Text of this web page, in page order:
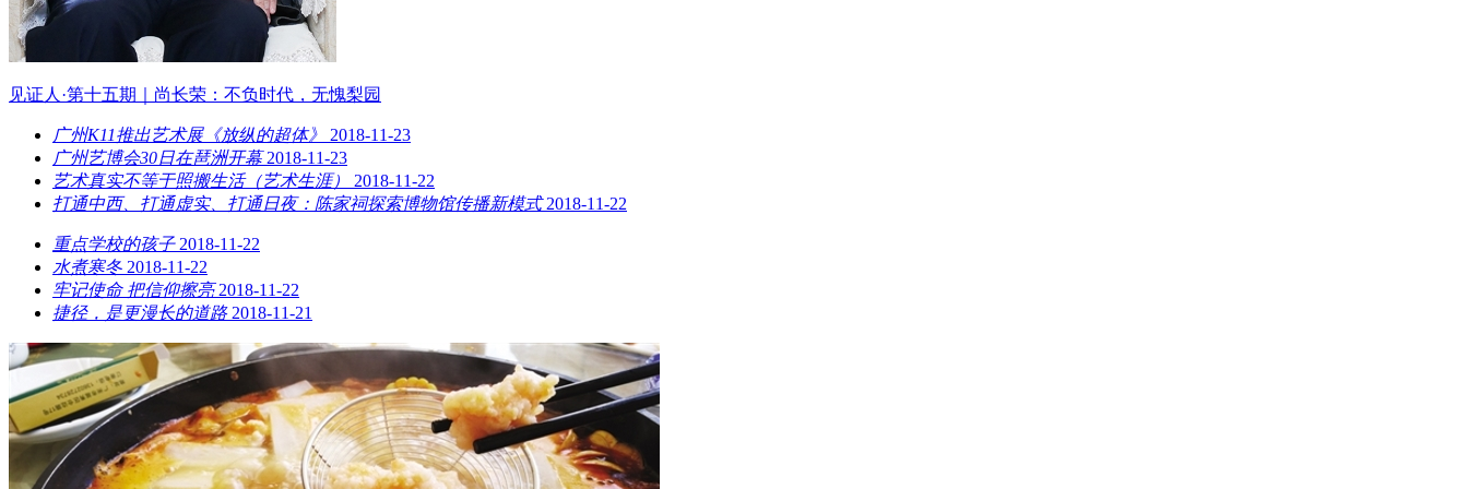
见证人·第十五期｜尚长荣：不负时代，无愧梨园
广州K11推出艺术展《放纵的超体》
2018-11-23
广州艺博会30日在琶洲开幕 2018-11-23
艺术真实不等于照搬生活（艺术生涯）
2018-11-22
打通中西、打通虚实、打通日夜：陈家祠探索博物馆传播新模式 2018-11-22
重点学校的孩子 2018-11-22
水煮寒冬 2018-11-22
牢记使命 把信仰擦亮 2018-11-22
捷径，是更漫长的道路 2018-11-21